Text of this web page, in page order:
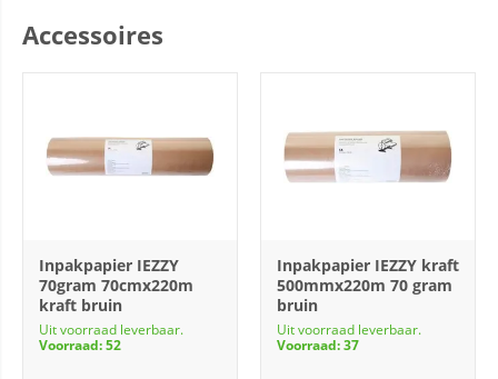
Accessoires
Inpakpapier IEZZY
70gram 70cmx220m
kraft bruin
Uit voorraad leverbaar.
Voorraad: 52
Inpakpapier IEZZY kraft
500mmx220m 70 gram
bruin
Uit voorraad leverbaar.
Voorraad: 37